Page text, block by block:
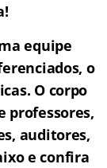
equipe
o
O corpo
professores,
auditores,
e confira